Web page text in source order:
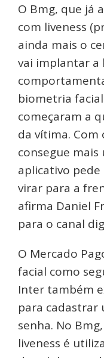
O Bmg, que já
com liveness
ainda mais o
vai implantar a
biometria
começaram a
da vítima. Com
consegue
aplicativo pede
virar para a
afirma Daniel
para o canal
O Mercado
facial como
Inter também
para cadastrar
senha. No
liveness é